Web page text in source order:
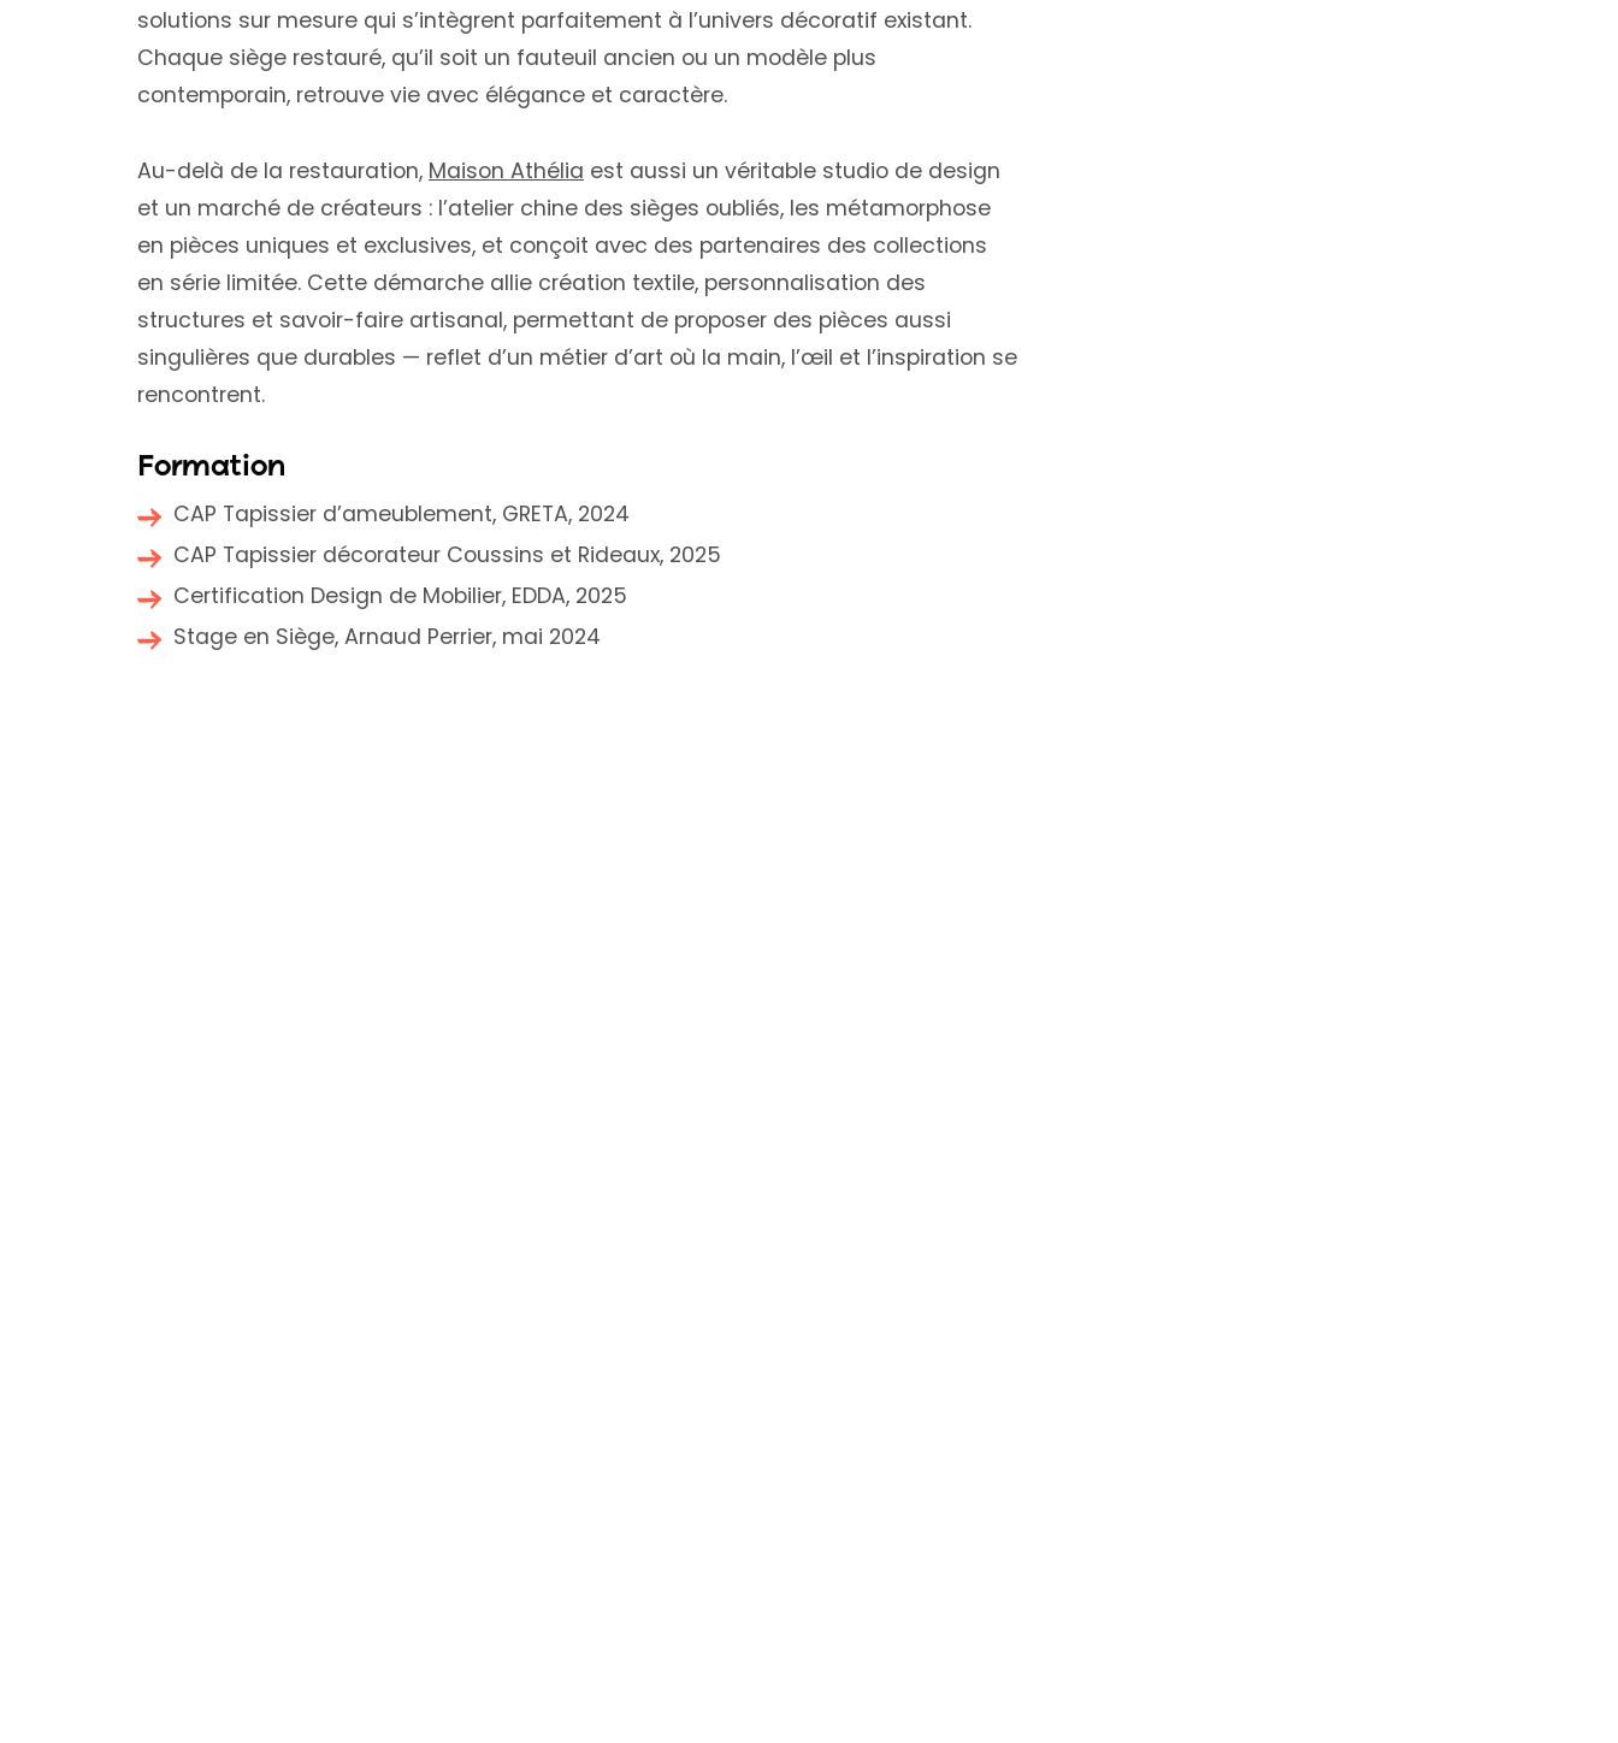
solutions sur mesure qui s’intègrent parfaitement à l’univers décoratif existant.
Chaque siège restauré, qu’il soit un fauteuil ancien ou un modèle plus
contemporain, retrouve vie avec élégance et caractère.
Au-delà de la restauration, Maison Athélia est aussi un véritable studio de design
et un marché de créateurs : l’atelier chine des sièges oubliés, les métamorphose
en pièces uniques et exclusives, et conçoit avec des partenaires des collections
en série limitée. Cette démarche allie création textile, personnalisation des
structures et savoir-faire artisanal, permettant de proposer des pièces aussi
singulières que durables — reflet d’un métier d’art où la main, l’œil et l’inspiration se
rencontrent.
Formation
CAP Tapissier d’ameublement, GRETA, 2024
CAP Tapissier décorateur Coussins et Rideaux, 2025
Certification Design de Mobilier, EDDA, 2025
Stage en Siège, Arnaud Perrier, mai 2024